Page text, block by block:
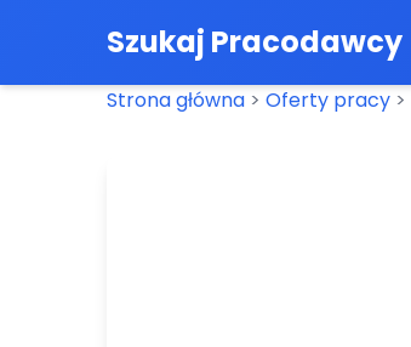
Szukaj Pracodawcy
Strona główna > Oferty pracy >